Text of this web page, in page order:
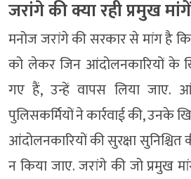
जरांगे की क्या रही प्रमुख
मनोज जरांगे की सरकार से मांग है
को लेकर जिन आंदोलनकारियों के
गए हैं, उन्हें वापस लिया जाए.
पुलिसकर्मियों ने कार्रवाई की,
आंदोलनकारियों की सुरक्षा
न किया जाए. जरांगे की जो प्रमुख